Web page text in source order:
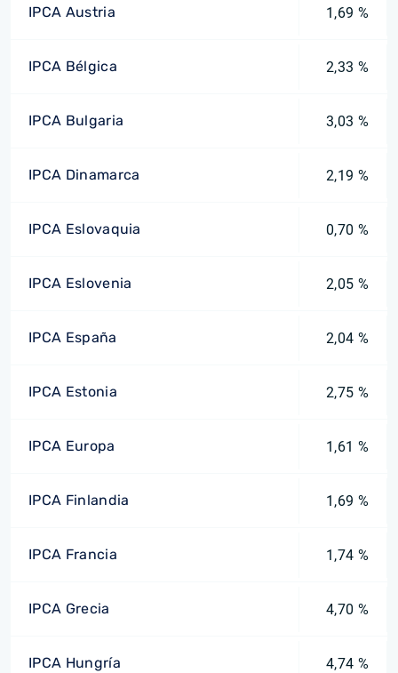
IPCA Austria 1,69 %
IPCA Bélgica 2,33 %
IPCA Bulgaria 3,03 %
IPCA Dinamarca 2,19 %
IPCA Eslovaquia 0,70 %
IPCA Eslovenia 2,05 %
IPCA España 2,04 %
IPCA Estonia 2,75 %
IPCA Europa 1,61 %
IPCA Finlandia 1,69 %
IPCA Francia 1,74 %
IPCA Grecia 4,70 %
IPCA Hungría 4,74 %